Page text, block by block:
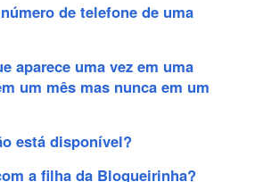
de telefone de uma
aparece uma vez em uma
um mês mas nunca em um
está disponível?
a filha da Blogueirinha?